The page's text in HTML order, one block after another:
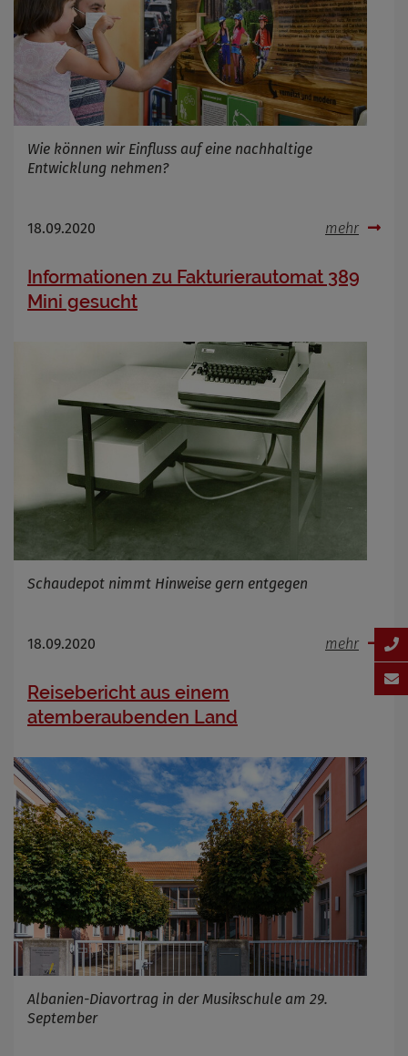
Wie können wir Einfluss auf eine nachhaltige
Entwicklung nehmen?
18.09.2020 mehr
Informationen zu Fakturierautomat 389
Mini gesucht
Schaudepot nimmt Hinweise gern entgegen
18.09.2020 mehr
Reisebericht aus einem
atemberaubenden Land
Albanien-Diavortrag in der Musikschule am 29.
September